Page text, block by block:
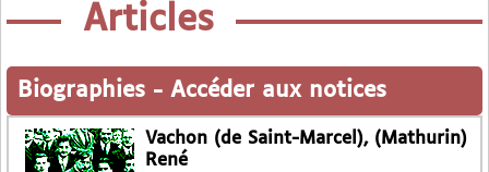
Articles
Biographies - Accéder aux notices
Vachon (de Saint-Marcel), (Mathurin)
René